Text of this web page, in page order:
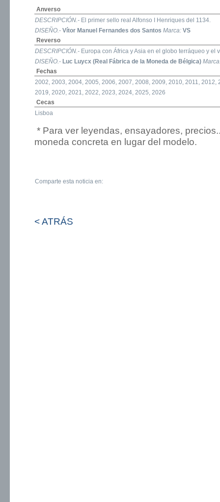
Anverso
DESCRIPCIÓN.- El primer sello real Alfonso I Henriques del 1134.
DISEÑO.- Vítor Manuel Fernandes dos Santos Marca: VS
Reverso
DESCRIPCIÓN.- Europa con África y Asia en el globo terráqueo y el
DISEÑO.- Luc Luycx (Real Fábrica de la Moneda de Bélgica)
Fechas
2002, 2003, 2004, 2005, 2006, 2007, 2008, 2009, 2010, 2011,
2019, 2020, 2021, 2022, 2023, 2024, 2025, 2026
Cecas
Lisboa
* Para ver leyendas, ensayadores,
moneda concreta en lugar del modelo.
Comparte esta noticia en:
< ATRÁS